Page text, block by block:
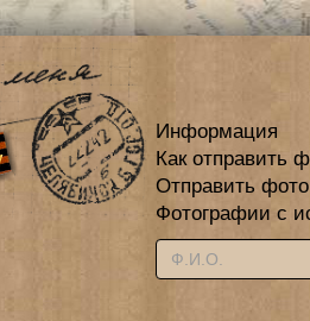
Информация
Как отправить
Отправить
Фотографии с